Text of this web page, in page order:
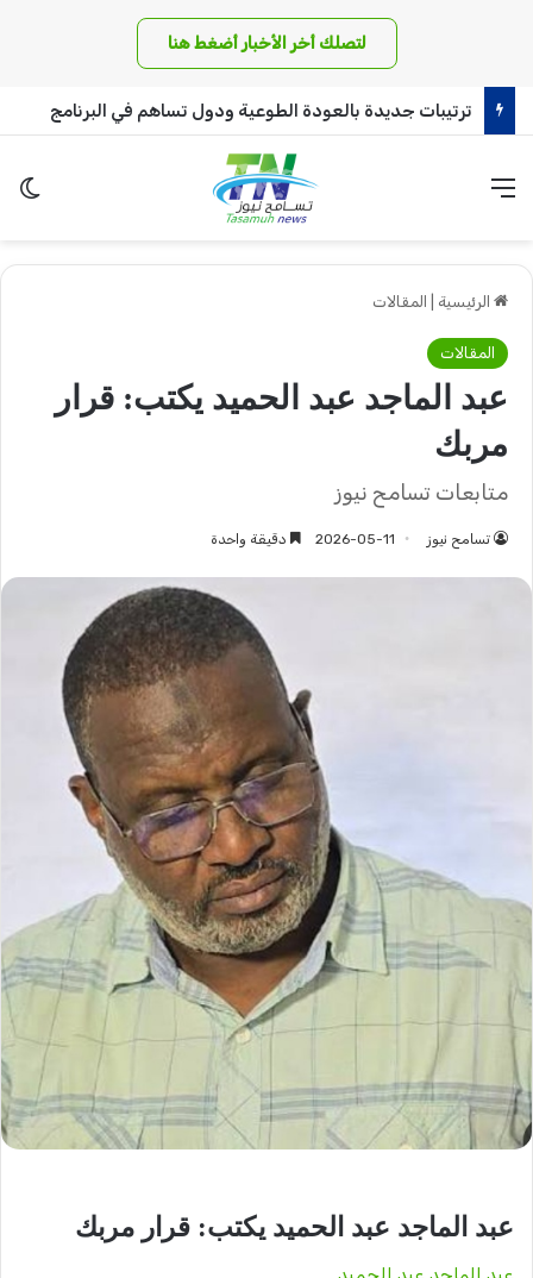
لتصلك أخر الأخبار أضغط هنا
ترتيبات جديدة بالعودة الطوعية ودول تساهم في البرنامج
القائمة
الرئيسية المقالات
المقالات
عبد الماجد عبد الحميد يكتب: قرار
مربك
متابعات تسامح نيوز
تسامح نيوز 2026-05-11 دقيقة واحدة
عبد الماجد عبد الحميد يكتب: قرار مربك